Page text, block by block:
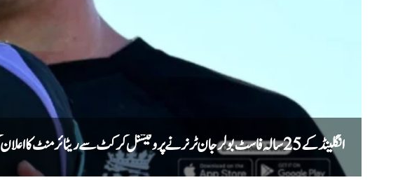
انگلینڈ کے 25 سالہ فاسٹ بولر جان ٹر نر نے پروفیشنل کرکٹ سے ریٹائرمنٹ کا اعلان کر دیا